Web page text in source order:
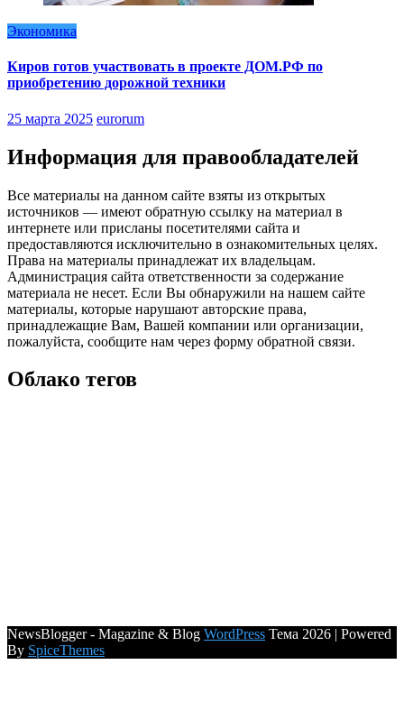
Экономика
Киров готов участвовать в проекте ДОМ.РФ по
приобретению дорожной техники
25 марта 2025 eurorum
Информация для правообладателей
Все материалы на данном сайте взяты из открытых
источников — имеют обратную ссылку на материал в
интернете или присланы посетителями сайта и
предоставляются исключительно в ознакомительных целях.
Права на материалы принадлежат их владельцам.
Администрация сайта ответственности за содержание
материала не несет. Если Вы обнаружили на нашем сайте
материалы, которые нарушают авторские права,
принадлежащие Вам, Вашей компании или организации,
пожалуйста, сообщите нам через форму обратной связи.
Облако тегов
NewsBlogger - Magazine & Blog WordPress Тема 2026 | Powered
By SpiceThemes